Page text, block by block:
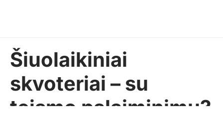
Šiuolaikiniai
skvoteriai – su
teismo palaiminimu?